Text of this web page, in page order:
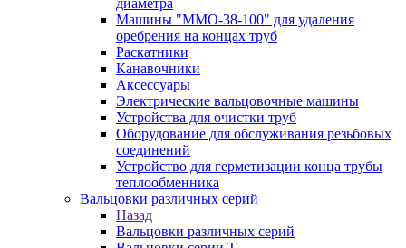
диаметра
Машины "ММО-38-100" для удаления
оребрения на концах труб
Раскатники
Канавочники
Аксессуары
Электрические вальцовочные машины
Устройства для очистки труб
Оборудование для обслуживания резьбовых
соединений
Устройство для герметизации конца трубы
теплообменника
Вальцовки различных серий
Назад
Вальцовки различных серий